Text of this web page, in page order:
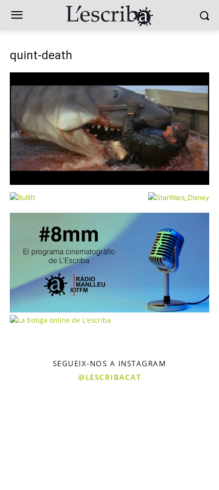
quint-death
SEGUEIX-NOS A INSTAGRAM
@LESCRIBACAT